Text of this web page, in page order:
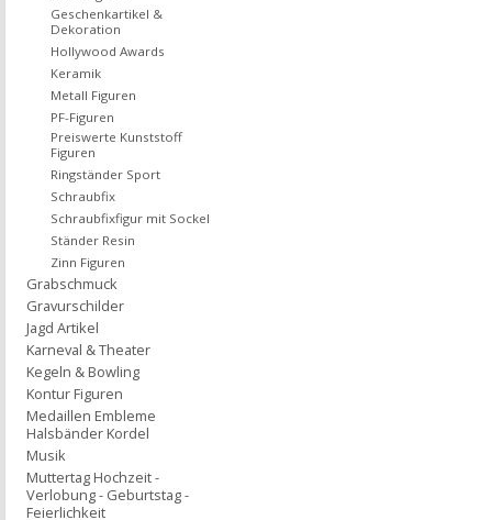
Geschenkartikel &
Dekoration
Hollywood Awards
Keramik
Metall Figuren
PF-Figuren
Preiswerte Kunststoff
Figuren
Ringständer Sport
Schraubfix
Schraubfixfigur mit Sockel
Ständer Resin
Zinn Figuren
Grabschmuck
Gravurschilder
Jagd Artikel
Karneval & Theater
Kegeln & Bowling
Kontur Figuren
Medaillen Embleme
Halsbänder Kordel
Musik
Muttertag Hochzeit -
Verlobung - Geburtstag -
Feierlichkeit